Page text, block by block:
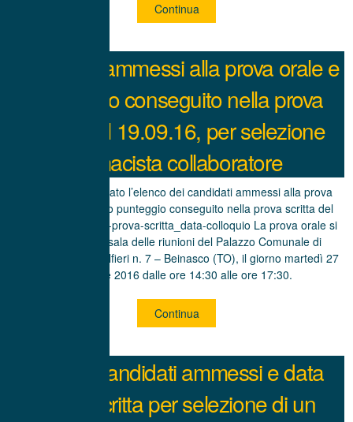
Continua
Candidati ammessi alla prova orale e
punteggio conseguito nella prova
scritta del 19.09.16, per selezione
farmacista collaboratore
Di seguito è riportato l’elenco dei candidati ammessi alla prova
orale con il relativo punteggio conseguito nella prova scritta del
19.9.2016: risultati-prova-scritta_data-colloquio La prova orale si
terrà presso la sala delle riunioni del Palazzo Comunale di
Beinasco, piazza Alfieri n. 7 – Beinasco (TO), il giorno martedì 27
settembre 2016 dalle ore 14:30 alle ore 17:30.
Continua
Elenco candidati ammessi e data
prova scritta per selezione di un